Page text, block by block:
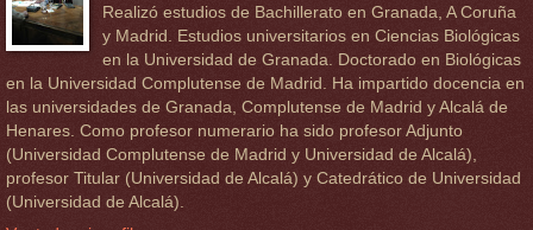
Realizó estudios de Bachillerato en Granada, A Coruña
y Madrid. Estudios universitarios en Ciencias Biológicas
en la Universidad de Granada. Doctorado en Biológicas
en la Universidad Complutense de Madrid. Ha impartido docencia en
las universidades de Granada, Complutense de Madrid y Alcalá de
Henares. Como profesor numerario ha sido profesor Adjunto
(Universidad Complutense de Madrid y Universidad de Alcalá),
profesor Titular (Universidad de Alcalá) y Catedrático de Universidad
(Universidad de Alcalá).